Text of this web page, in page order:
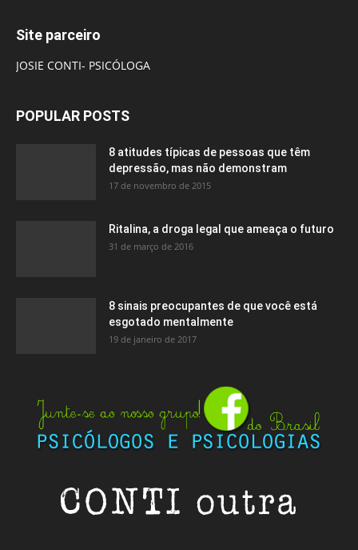
Site parceiro
JOSIE CONTI- PSICÓLOGA
POPULAR POSTS
8 atitudes típicas de pessoas que têm
depressão, mas não demonstram
17 de novembro de 2015
Ritalina, a droga legal que ameaça o futuro
31 de março de 2016
8 sinais preocupantes de que você está
esgotado mentalmente
19 de janeiro de 2017